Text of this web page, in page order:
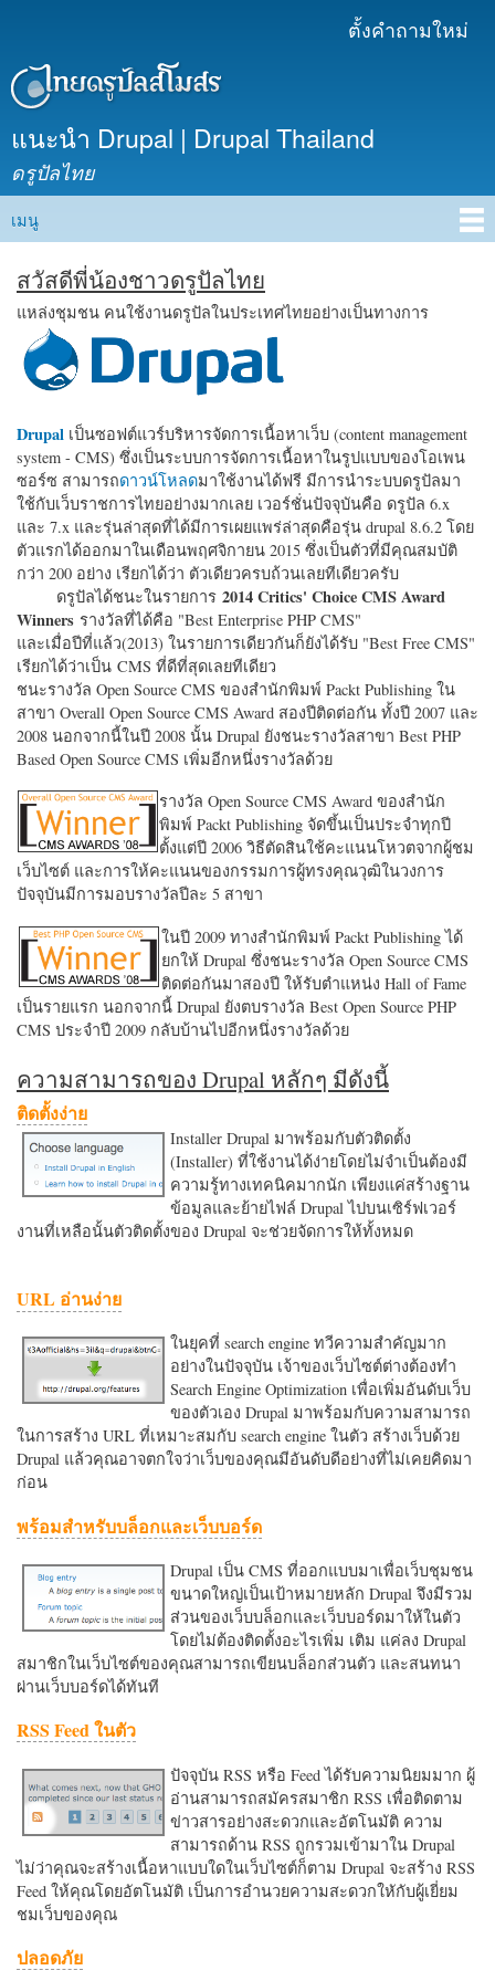
เนื้อหา
ตั้งคำถามใหม่
แนะนำ Drupal | Drupal Thailand
ดรูปัลไทย
Main menu
เมนู
สวัสดีพี่น้องชาวดรูปัลไทย
แหล่งชุมชน คนใช้งานดรูปัลในประเทศไทยอย่างเป็นทางการ
Drupal เป็นซอฟต์แวร์บริหารจัดการเนื้อหาเว็บ (content management
system - CMS) ซึ่งเป็นระบบการจัดการเนื้อหาในรูปแบบของโอเพน
ซอร์ซ สามารถดาวน์โหลดมาใช้งานได้ฟรี มีการนำระบบดรูปัลมา
ใช้กับเว็บราชการไทยอย่างมากเลย เวอร์ชั่นปัจจุบันคือ ดรูปัล 6.x
และ 7.x และรุ่นล่าสุดที่ได้มีการเผยแพร่ล่าสุดคือรุ่น drupal 8.6.2 โดย
ตัวแรกได้ออกมาในเดือนพฤศจิกายน 2015 ซึ่งเป็นตัวที่มีคุณสมบัติ
กว่า 200 อย่าง เรียกได้ว่า ตัวเดียวครบถ้วนเลยทีเดียวครับ
ดรูปัลได้ชนะในรายการ 2014 Critics' Choice CMS Award
Winners รางวัลที่ได้คือ "Best Enterprise PHP CMS"
และเมื่อปีที่แล้ว(2013) ในรายการเดียวกันก็ยังได้รับ "Best Free CMS"
เรียกได้ว่าเป็น CMS ที่ดีที่สุดเลยทีเดียว
ชนะรางวัล Open Source CMS ของสำนักพิมพ์ Packt Publishing ใน
สาขา Overall Open Source CMS Award สองปีติดต่อกัน ทั้งปี 2007 และ
2008 นอกจากนี้ในปี 2008 นั้น Drupal ยังชนะรางวัลสาขา Best PHP
Based Open Source CMS เพิ่มอีกหนึ่งรางวัลด้วย
รางวัล Open Source CMS Award ของสำนัก
พิมพ์ Packt Publishing จัดขึ้นเป็นประจำทุกปี
ตั้งแต่ปี 2006 วิธีตัดสินใช้คะแนนโหวตจากผู้ชม
เว็บไซต์ และการให้คะแนนของกรรมการผู้ทรงคุณวุฒิในวงการ
ปัจจุบันมีการมอบรางวัลปีละ 5 สาขา
ในปี 2009 ทางสำนักพิมพ์ Packt Publishing ได้
ยกให้ Drupal ซึ่งชนะรางวัล Open Source CMS
ติดต่อกันมาสองปี ให้รับตำแหน่ง Hall of Fame
เป็นรายแรก นอกจากนี้ Drupal ยังตบรางวัล Best Open Source PHP
CMS ประจำปี 2009 กลับบ้านไปอีกหนึ่งรางวัลด้วย
ความสามารถของ Drupal หลักๆ มีดังนี้
ติดตั้งง่าย
Installer Drupal มาพร้อมกับตัวติดตั้ง
(Installer) ที่ใช้งานได้ง่ายโดยไม่จำเป็นต้องมี
ความรู้ทางเทคนิคมากนัก เพียงแค่สร้างฐาน
ข้อมูลและย้ายไฟล์ Drupal ไปบนเซิร์ฟเวอร์
งานที่เหลือนั้นตัวติดตั้งของ Drupal จะช่วยจัดการให้ทั้งหมด
URL อ่านง่าย
ในยุคที่ search engine ทวีความสำคัญมาก
อย่างในปัจจุบัน เจ้าของเว็บไซต์ต่างต้องทำ
Search Engine Optimization เพื่อเพิ่มอันดับเว็บ
ของตัวเอง Drupal มาพร้อมกับความสามารถ
ในการสร้าง URL ที่เหมาะสมกับ search engine ในตัว สร้างเว็บด้วย
Drupal แล้วคุณอาจตกใจว่าเว็บของคุณมีอันดับดีอย่างที่ไม่เคยคิดมา
ก่อน
พร้อมสำหรับบล็อกและเว็บบอร์ด
Drupal เป็น CMS ที่ออกแบบมาเพื่อเว็บชุมชน
ขนาดใหญ่เป็นเป้าหมายหลัก Drupal จึงมีรวม
ส่วนของเว็บบล็อกและเว็บบอร์ดมาให้ในตัว
โดยไม่ต้องติดตั้งอะไรเพิ่ม เติม แค่ลง Drupal
สมาชิกในเว็บไซต์ของคุณสามารถเขียนบล็อกส่วนตัว และสนทนา
ผ่านเว็บบอร์ดได้ทันที
RSS Feed ในตัว
ปัจจุบัน RSS หรือ Feed ได้รับความนิยมมาก ผู้
อ่านสามารถสมัครสมาชิก RSS เพื่อติดตาม
ข่าวสารอย่างสะดวกและอัตโนมัติ ความ
สามารถด้าน RSS ถูกรวมเข้ามาใน Drupal
ไม่ว่าคุณจะสร้างเนื้อหาแบบใดในเว็บไซต์ก็ตาม Drupal จะสร้าง RSS
Feed ให้คุณโดยอัตโนมัติ เป็นการอำนวยความสะดวกใหักับผู้เยี่ยม
ชมเว็บของคุณ
ปลอดภัย